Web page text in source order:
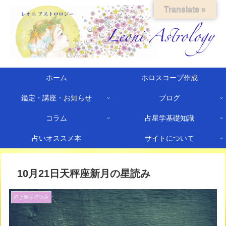
ホーム ホロスコープ作成
鑑定・講座・お知らせ ブログ
コラム 占星学基礎知識
占いオススメ本 サイトについて
10月21日天秤座新月の星読み
好き勝手星詠み
Translate »